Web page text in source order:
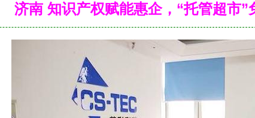
济南 知识产权赋能惠企，“托管超市”